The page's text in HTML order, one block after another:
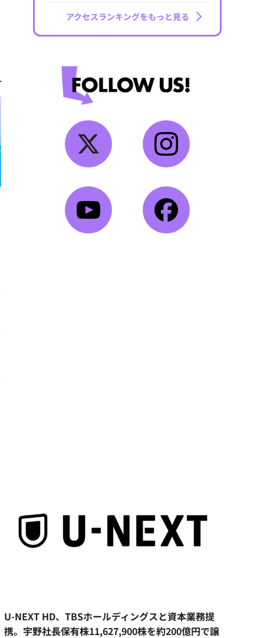
アクセスランキングをもっと見る
U-NEXT HD、TBSホールディングスと資本業務提
携。宇野社長保有株11,627,900株を約200億円で譲